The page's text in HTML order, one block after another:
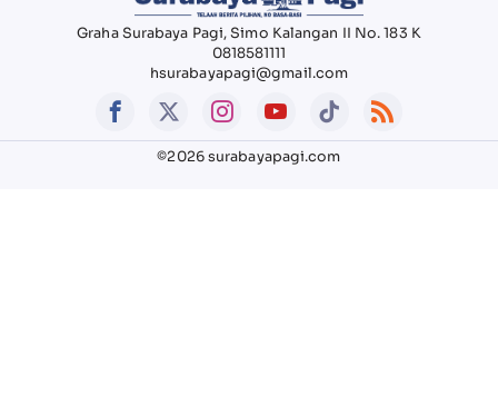
Graha Surabaya Pagi, Simo Kalangan II No. 183 K
0818581111
hsurabayapagi@gmail.com
©2026 surabayapagi.com